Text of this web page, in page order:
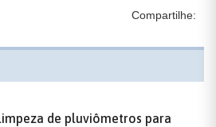
Compartilhe:
de pluviômetros para